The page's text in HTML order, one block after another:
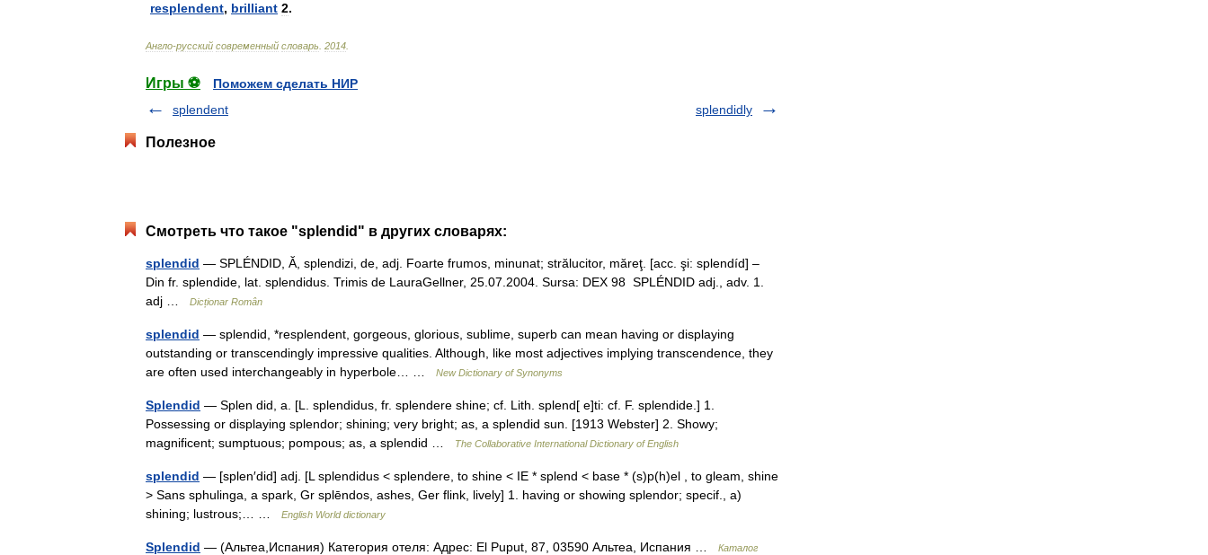
resplendent, brilliant 2.
Англо-русский современный словарь 2014
Игры ⚽
Поможем сделать НИР
splendent
splendidly
Полезное
Смотреть что такое "splendid" в других словарях:
splendid — SPLÉNDID, Ă, splendizi, de, adj. Foarte frumos, minunat; strălucitor, măreţ. [acc. şi: splendíd] –
Din fr. splendide, lat. splendidus. Trimis de LauraGellner, 25.07.2004. Sursa: DEX 98 SPLÉNDID adj., adv. 1.
adj …
Dicționar Român
splendid — splendid, *resplendent, gorgeous, glorious, sublime, superb can mean having or displaying
outstanding or transcendingly impressive qualities. Although, like most adjectives implying transcendence, they
are often used interchangeably in hyperbole… …
New Dictionary of Synonyms
Splendid — Splen did, a. [L. splendidus, fr. splendere shine; cf. Lith. splend[ e]ti: cf. F. splendide.] 1.
Possessing or displaying splendor; shining; very bright; as, a splendid sun. [1913 Webster] 2. Showy;
magnificent; sumptuous; pompous; as, a splendid …
The Collaborative International Dictionary of English
splendid — [splen′did] adj. [L splendidus < splendere, to shine < IE * splend < base * (s)p(h)el , to gleam, shine
> Sans sphulinga, a spark, Gr splēndos, ashes, Ger flink, lively] 1. having or showing splendor; specif., a)
shining; lustrous;… …
English World dictionary
Splendid — (Альтеа,Испания) Категория отеля: Адрес: El Puput, 87, 03590 Альтеа, Испания …
Каталог